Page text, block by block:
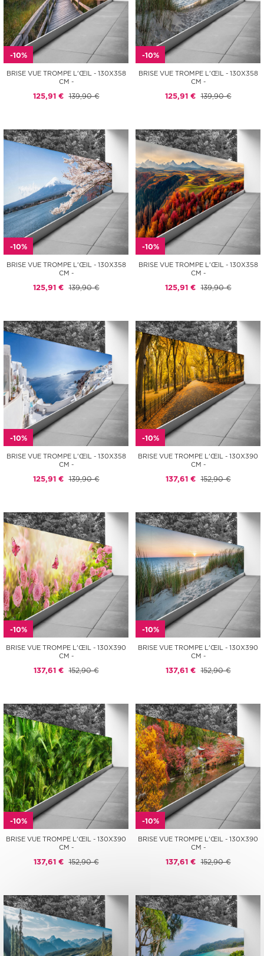
-10%
BRISE VUE TROMPE L'ŒIL - 130X358
CM -
125,91 € 139,90 €
-10%
BRISE VUE TROMPE L'ŒIL - 130X358
CM -
125,91 € 139,90 €
-10%
BRISE VUE TROMPE L'ŒIL - 130X358
CM -
125,91 € 139,90 €
-10%
BRISE VUE TROMPE L'ŒIL - 130X358
CM -
125,91 € 139,90 €
-10%
BRISE VUE TROMPE L'ŒIL - 130X358
CM -
125,91 € 139,90 €
-10%
BRISE VUE TROMPE L'ŒIL - 130X390
CM -
137,61 € 152,90 €
-10%
BRISE VUE TROMPE L'ŒIL - 130X390
CM -
137,61 € 152,90 €
-10%
BRISE VUE TROMPE L'ŒIL - 130X390
CM -
137,61 € 152,90 €
-10%
BRISE VUE TROMPE L'ŒIL - 130X390
CM -
137,61 € 152,90 €
-10%
BRISE VUE TROMPE L'ŒIL - 130X390
CM -
137,61 € 152,90 €